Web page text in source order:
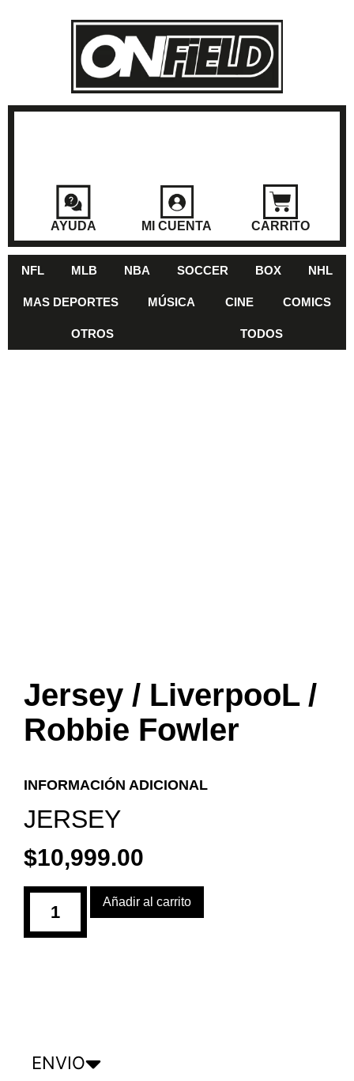
AYUDA MI CUENTA CARRITO
NFL MLB NBA SOCCER BOX NHL
MAS DEPORTES MÚSICA CINE COMICS
OTROS TODOS
Jersey / LiverpooL /
Robbie Fowler
INFORMACIÓN ADICIONAL
JERSEY
$10,999.00
Añadir al carrito
ENVIO